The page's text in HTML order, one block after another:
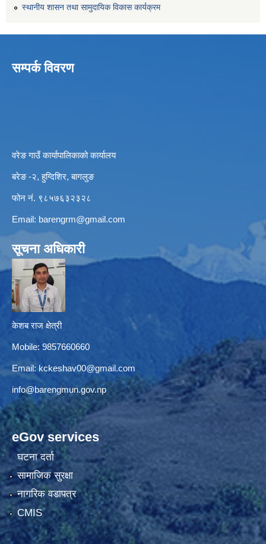
स्थानीय शासन तथा सामुदायिक विकास कार्यक्रम
सम्पर्क विवरण
वरेङ गाउँ कार्यापालिकाको कार्यालय
बरेङ -२, हुग्दिशिर, बागलुङ
फोन नं. ९८५७६३२३२८
Email: barengrm@gmail.com
सूचना अधिकारी
केशब राज क्षेत्री
Mobile: 9857660660
Email: kckeshav00@gmail.com
info@barengmun.gov.np
eGov services
घटना दर्ता
सामाजिक सुरक्षा
नागरिक वडापत्र
CMIS